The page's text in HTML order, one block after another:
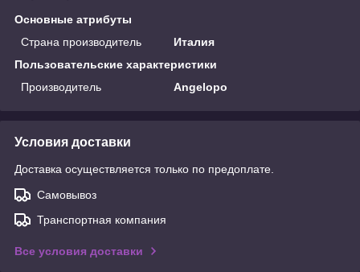
Основные атрибуты
Страна производитель
Италия
Пользовательские характеристики
Производитель
Angelopo
Условия доставки
Доставка осуществляется только по предоплате.
Самовывоз
Транспортная компания
Все условия доставки